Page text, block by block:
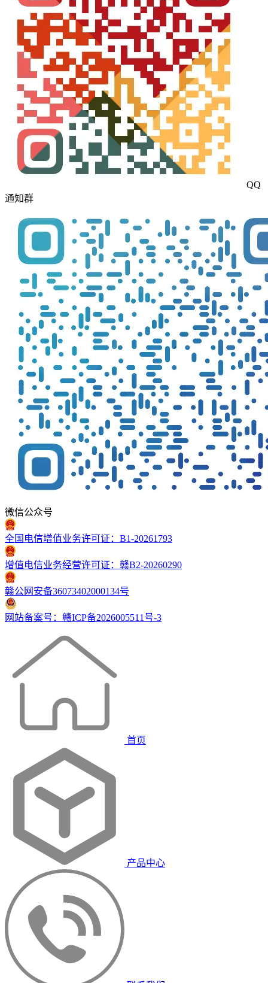
QQ
通知群
微信公众号
全国电信增值业务许可证：B1-20261793
增值电信业务经营许可证：赣B2-20260290
赣公网安备36073402000134号
网站备案号：赣ICP备2026005511号-3
首页
产品中心